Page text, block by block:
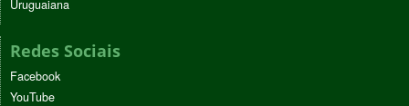
Uruguaiana
Redes Sociais
Facebook
YouTube